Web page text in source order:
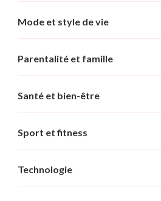
Mode et style de vie
Parentalité et famille
Santé et bien-être
Sport et fitness
Technologie